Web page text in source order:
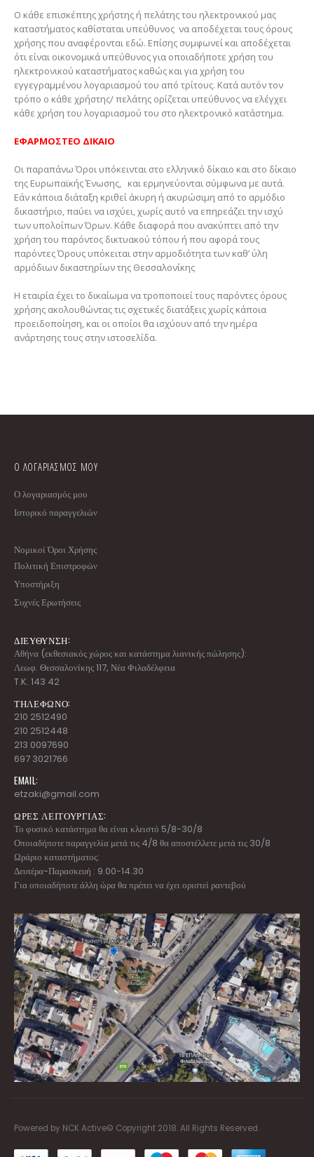
Ο κάθε επισκέπτης χρήστης ή πελάτης του ηλεκτρονικού μας
καταστήματος καθίσταται υπεύθυνος να αποδέχεται τους όρους
χρήσης που αναφέρονται εδώ. Επίσης συμφωνεί και αποδέχεται
ότι είναι οικονομικά υπεύθυνος για οποιαδήποτε χρήση του
ηλεκτρονικού καταστήματος καθώς και για χρήση του
εγγεγραμμένου λογαριασμού του από τρίτους. Κατά αυτόν τον
τρόπο ο κάθε χρήστης/ πελάτης ορίζεται υπεύθυνος να ελέγχει
κάθε χρήση του λογαριασμού του στο ηλεκτρονικό κατάστημα.
ΕΦΑΡΜΟΣΤΕΟ ΔΙΚΑΙΟ
Οι παραπάνω Όροι υπόκεινται στο ελληνικό δίκαιο και στο δίκαιο
της Ευρωπαϊκής Ένωσης, και ερμηνεύονται σύμφωνα με αυτά.
Εάν κάποια διάταξη κριθεί άκυρη ή ακυρώσιμη από το αρμόδιο
δικαστήριο, παύει να ισχύει, χωρίς αυτό να επηρεάζει την ισχύ
των υπολοίπων Όρων. Κάθε διαφορά που ανακύπτει από την
χρήση του παρόντος δικτυακού τόπου ή που αφορά τους
παρόντες Όρους υπόκειται στην αρμοδιότητα των καθ’ ύλη
αρμόδιων δικαστηρίων της Θεσσαλονίκης
Η εταιρία έχει το δικαίωμα να τροποποιεί τους παρόντες όρους
χρήσης ακολουθώντας τις σχετικές διατάξεις χωρίς κάποια
προειδοποίηση, και οι οποίοι θα ισχύουν από την ημέρα
ανάρτησης τους στην ιστοσελίδα.
Ο ΛΟΓΑΡΙΑΣΜΟΣ ΜΟΥ
Ο λογαριασμός μου
Ιστορικό παραγγελιών
Νομικοί Όροι Χρήσης
Πολιτική Επιστροφών
Υποστήριξη
Συχνές Ερωτήσεις
ΔΙΕΥΘΥΝΣΗ:
Αθήνα (εκθεσιακός χώρος και κατάστημα λιανικής πώλησης):
Λεωφ. Θεσσαλονίκης 117, Νέα Φιλαδέλφεια
T.K. 143 42
ΤΗΛΕΦΩΝΟ:
210 2512490
210 2512448
213 0097690
697 3021766
EMAIL:
etzaki@gmail.com
ΩΡΕΣ ΛΕΙΤΟΥΡΓΙΑΣ:
Το φυσικό κατάστημα θα είναι κλειστό 5/8-30/8
Οποιαδήποτε παραγγελία μετά τις 4/8 θα αποστέλλετε μετά τις 30/8
Ωράριο καταστήματος:
Δευτέρα-Παρασκευή : 9.00-14.30
Για οποιαδήποτε άλλη ώρα θα πρέπει να έχει οριστεί ραντεβού
Powered by NCK Active© Copyright 2018. All Rights Reserved.